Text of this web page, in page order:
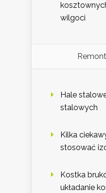
wilgoci
Hale
stalowych
Kilka
stosować
Kostka
układanie